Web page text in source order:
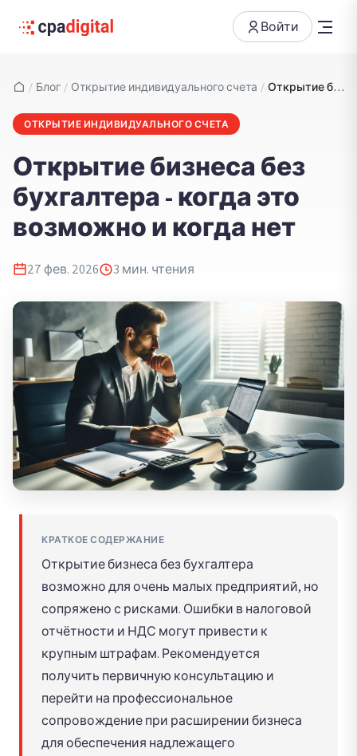
Войти
/ Блог / Открытие индивидуального счета / Открытие бизнеса без бухгалтера - когда это возможно и когда нет
ОТКРЫТИЕ ИНДИВИДУАЛЬНОГО СЧЕТА
Открытие бизнеса без
бухгалтера - когда это
возможно и когда нет
27 фев. 2026 3 мин. чтения
КРАТКОЕ СОДЕРЖАНИЕ
Открытие бизнеса без бухгалтера
возможно для очень малых предприятий, но
сопряжено с рисками. Ошибки в налоговой
отчётности и НДС могут привести к
крупным штрафам. Рекомендуется
получить первичную консультацию и
перейти на профессиональное
сопровождение при расширении бизнеса
для обеспечения надлежащего